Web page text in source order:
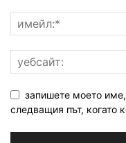
запишете моето
следващия път, когато